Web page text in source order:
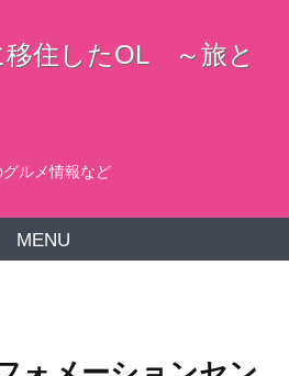
移住したOL ～旅と
ルメ情報など
MENU